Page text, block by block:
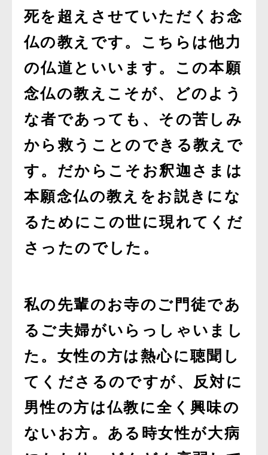
死を超えさせていただくお念
仏の教えです。こちらは他力
の仏道といいます。この本願
念仏の教えこそが、どのよう
な者であっても、その苦しみ
から救うことのできる教えで
す。だからこそお釈迦さまは
本願念仏の教えをお説きにな
るためにこの世に現れてくだ
さったのでした。
私の先輩のお寺のご門徒であ
るご夫婦がいらっしゃいまし
た。女性の方は熱心に聴聞し
てくださるのですが、反対に
男性の方は仏教に全く興味の
ないお方。ある時女性が大病